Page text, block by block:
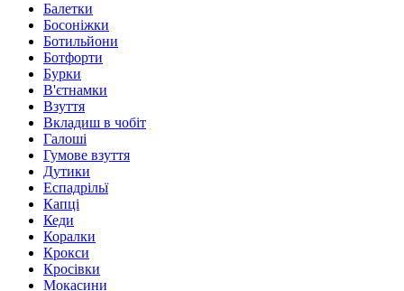
Балетки
Босоніжки
Ботильйони
Ботфорти
Бурки
В'єтнамки
Взуття
Вкладиш в чобіт
Галоші
Гумове взуття
Дутики
Еспадрільї
Капці
Кеди
Коралки
Крокси
Кросівки
Мокасини